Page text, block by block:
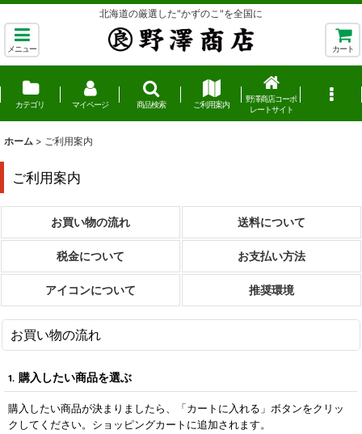
北海道の厳選した"かずのこ"を全国に
メニュー カート
カテゴリ マイページ 商品検索 ご利用案内
野澤商店コーポ
レートサイト
ホーム > ご利用案内
ご利用案内
お買い物の流れ 送料について
税金について お支払い方法
アイコンについて 推奨環境
お買い物の流れ
1. 購入したい商品を選ぶ
購入したい商品が決まりましたら、「カートに入れる」ボタンをクリッ
クしてください。ショッピングカートに追加されます。